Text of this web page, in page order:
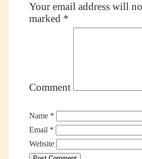
Your email address will
marked *
Comment
Name *
Email *
Website